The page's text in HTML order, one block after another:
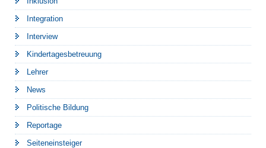
Integration
Interview
Kindertagesbetreuung
Lehrer
News
Politische Bildung
Reportage
Seiteneinsteiger